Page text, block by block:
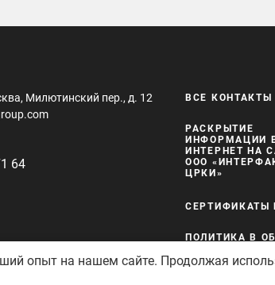
Милютинский пер., д. 12
64
ВСЕ КОНТАКТЫ
РАСКРЫТИЕ
ИНФОРМАЦИИ
ИНТЕРНЕТ НА
ООО
ЦРКИ»
СЕРТИФИКАТЫ
ПОЛИТИКА В
БЕЗОПАСНОСТИ
опыт на нашем сайте. Продолжая